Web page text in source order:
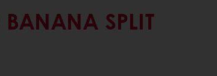
SPLIT